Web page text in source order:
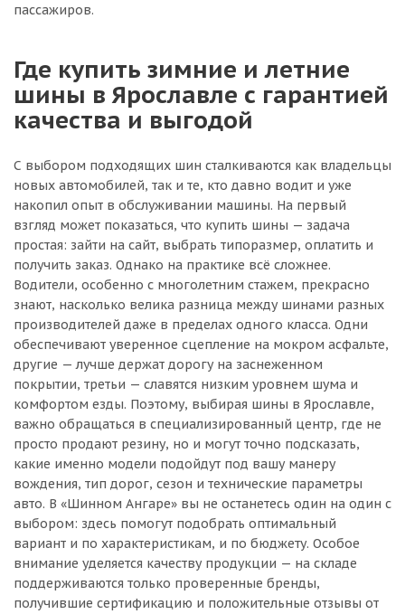
пассажиров.
Где купить зимние и летние
шины в Ярославле с гарантией
качества и выгодой
С выбором подходящих шин сталкиваются как владельцы
новых автомобилей, так и те, кто давно водит и уже
накопил опыт в обслуживании машины. На первый
взгляд может показаться, что купить шины — задача
простая: зайти на сайт, выбрать типоразмер, оплатить и
получить заказ. Однако на практике всё сложнее.
Водители, особенно с многолетним стажем, прекрасно
знают, насколько велика разница между шинами разных
производителей даже в пределах одного класса. Одни
обеспечивают уверенное сцепление на мокром асфальте,
другие — лучше держат дорогу на заснеженном
покрытии, третьи — славятся низким уровнем шума и
комфортом езды. Поэтому, выбирая шины в Ярославле,
важно обращаться в специализированный центр, где не
просто продают резину, но и могут точно подсказать,
какие именно модели подойдут под вашу манеру
вождения, тип дорог, сезон и технические параметры
авто. В «Шинном Ангаре» вы не останетесь один на один с
выбором: здесь помогут подобрать оптимальный
вариант и по характеристикам, и по бюджету. Особое
внимание уделяется качеству продукции — на складе
поддерживаются только проверенные бренды,
получившие сертификацию и положительные отзывы от